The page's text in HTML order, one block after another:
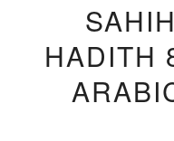
HADITH